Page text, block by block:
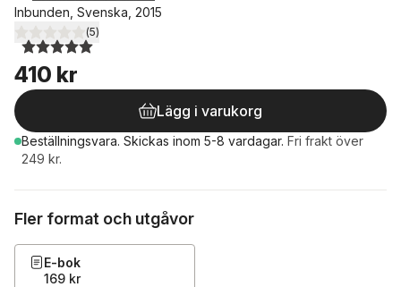
Inbunden, Svenska, 2015
5,0utav 5 stjärnor. Totalt antal röster:
(5)
410 kr
Lägg i varukorg
Beställningsvara. Skickas inom 5-8 vardagar. Fri frakt över
249 kr.
Fler format och utgåvor
E-bok
169 kr